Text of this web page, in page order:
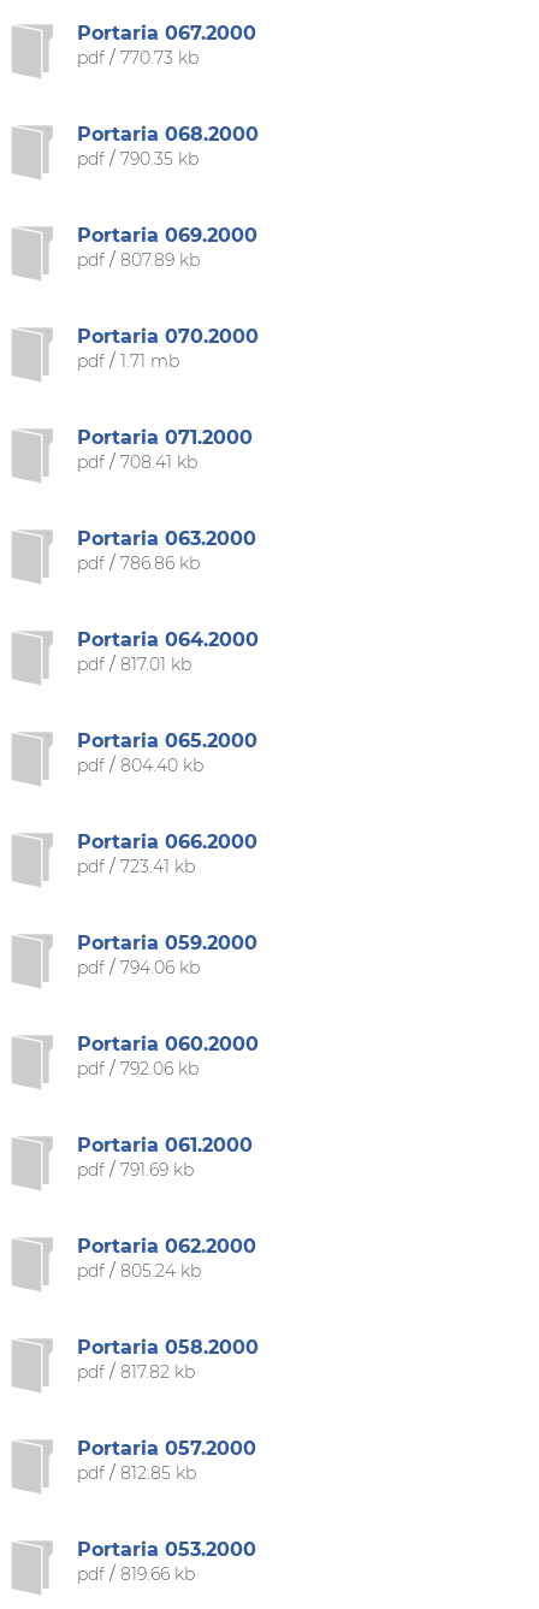
Portaria 067.2000
pdf/ 770.73 kb
Portaria 068.2000
pdf/ 790.35 kb
Portaria 069.2000
pdf/ 807.89 kb
Portaria 070.2000
pdf/ 1.71 mb
Portaria 071.2000
pdf/ 708.41 kb
Portaria 063.2000
pdf/ 786.86 kb
Portaria 064.2000
pdf/ 817.01 kb
Portaria 065.2000
pdf/ 804.40 kb
Portaria 066.2000
pdf/ 723.41 kb
Portaria 059.2000
pdf/ 794.06 kb
Portaria 060.2000
pdf/ 792.06 kb
Portaria 061.2000
pdf/ 791.69 kb
Portaria 062.2000
pdf/ 805.24 kb
Portaria 058.2000
pdf/ 817.82 kb
Portaria 057.2000
pdf/ 812.85 kb
Portaria 053.2000
pdf/ 819.66 kb